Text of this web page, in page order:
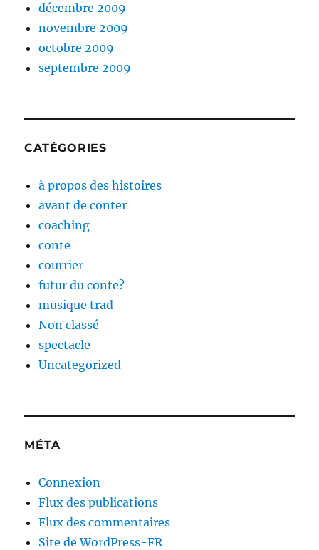
décembre 2009
novembre 2009
octobre 2009
septembre 2009
CATÉGORIES
à propos des histoires
avant de conter
coaching
conte
courrier
futur du conte?
musique trad
Non classé
spectacle
Uncategorized
MÉTA
Connexion
Flux des publications
Flux des commentaires
Site de WordPress-FR